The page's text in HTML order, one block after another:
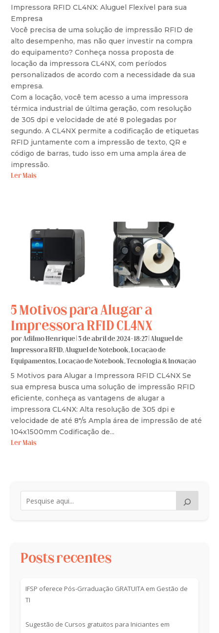
Impressora RFID CL4NX: Aluguel Flexível para sua
Empresa
Você precisa de uma solução de impressão RFID de
alto desempenho, mas não quer investir na compra
do equipamento? Conheça nossa proposta de
locação da impressora CL4NX, com períodos
personalizados de acordo com a necessidade da sua
empresa.
Com a locação, você tem acesso a uma impressora
térmica industrial de última geração, com resolução
de 305 dpi e velocidade de até 8 polegadas por
segundo. A CL4NX permite a codificação de etiquetas
RFID juntamente com a impressão de texto, QR e
código de barras, tudo isso em uma ampla área de
impressão.
Ler Mais
5 Motivos para Alugar a
Impressora RFID CL4NX
porAdilmo Henrique |3 de abril de 2024 - 18:27 |Aluguel de
Impressora RFID,Aluguel de Notebook,Locação de
Equipamentos,Locação de Notebook,Tecnologia & Inovação
5 Motivos para Alugar a Impressora RFID CL4NX Se
sua empresa busca uma solução de impressão RFID
eficiente, conheça as vantagens de alugar a
impressora CL4NX: Alta resolução de 305 dpi e
velocidade de até 8"/s Ampla área de impressão de até
104x1500mm Codificação de...
Ler Mais
Posts recentes
IFSP oferece Pós-Grraduação GRATUITA em Gestão de
TI
Sugestão de Cursos gratuitos para Iniciantes em